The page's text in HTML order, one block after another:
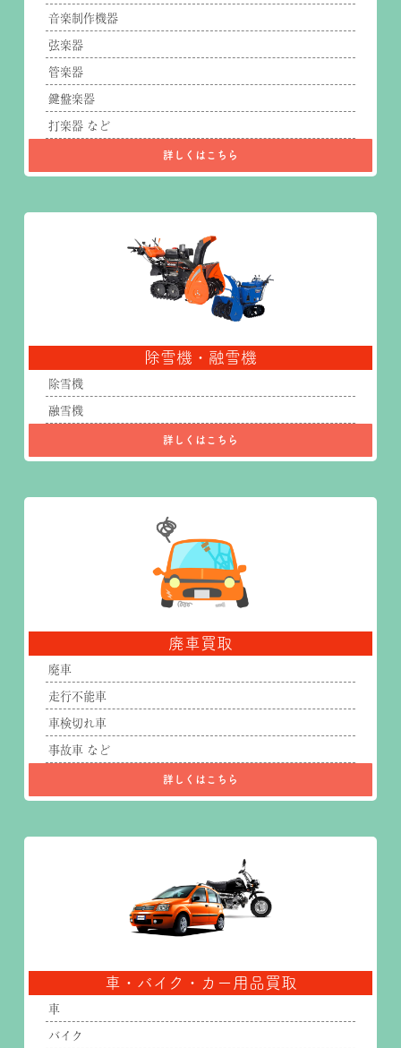
音楽制作機器
弦楽器
管楽器
鍵盤楽器
打楽器 など
詳しくはこちら
除雪機・融雪機
除雪機
融雪機
詳しくはこちら
廃車買取
廃車
走行不能車
車検切れ車
事故車 など
詳しくはこちら
車・バイク・カー用品買取
車
バイク